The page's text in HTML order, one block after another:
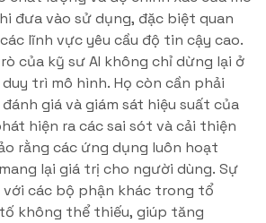
đưa vào sử dụng, đặc biệt quan
lĩnh vực yêu cầu độ tin cậy cao.
của kỹ sư AI không chỉ dừng lại ở
trì mô hình. Họ còn cần phải
giá và giám sát hiệu suất của
hiện ra các sai sót và cải thiện
rằng các ứng dụng luôn hoạt
lại giá trị cho người dùng. Sự
với các bộ phận khác trong tổ
không thể thiếu, giúp tăng